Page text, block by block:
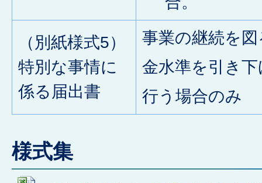
（別紙様式5）
特別な事情に
係る届出書
事業の継続を
金水準を引き
行う場合のみ
様式集